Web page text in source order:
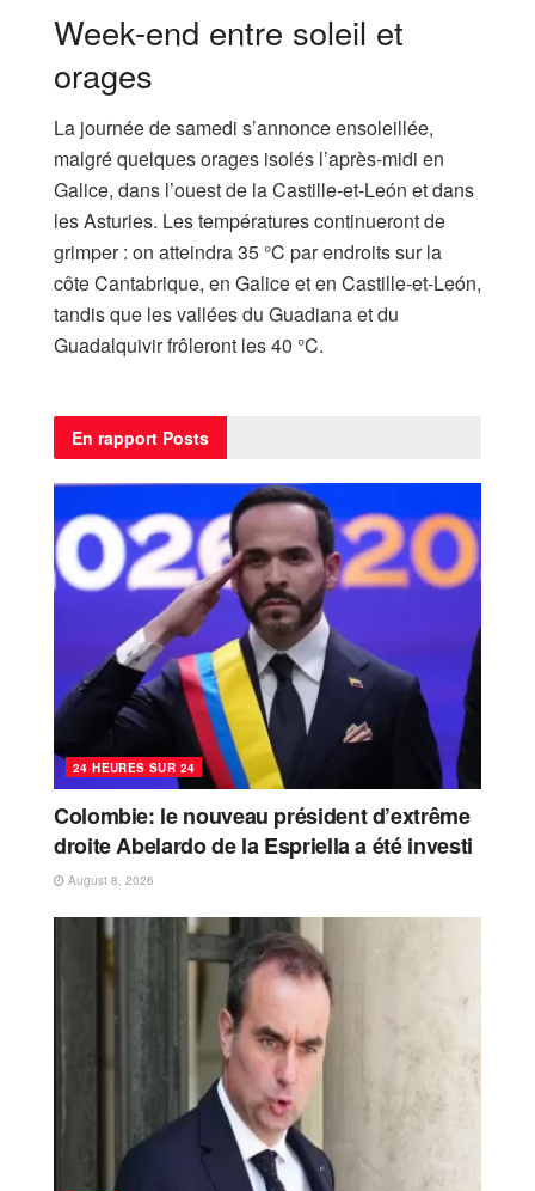
Week-end entre soleil et
orages
La journée de samedi s’annonce ensoleillée,
malgré quelques orages isolés l’après-midi en
Galice, dans l’ouest de la Castille-et-León et dans
les Asturies. Les températures continueront de
grimper : on atteindra 35 °C par endroits sur la
côte Cantabrique, en Galice et en Castille-et-León,
tandis que les vallées du Guadiana et du
Guadalquivir frôleront les 40 °C.
En rapport Posts
24 HEURES SUR 24
Colombie: le nouveau président d’extrême
droite Abelardo de la Espriella a été investi
August 8, 2026